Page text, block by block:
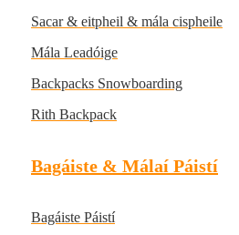
Sacar & eitpheil & mála cispheile
Mála Leadóige
Backpacks Snowboarding
Rith Backpack
Bagáiste & Málaí Páistí
Bagáiste Páistí